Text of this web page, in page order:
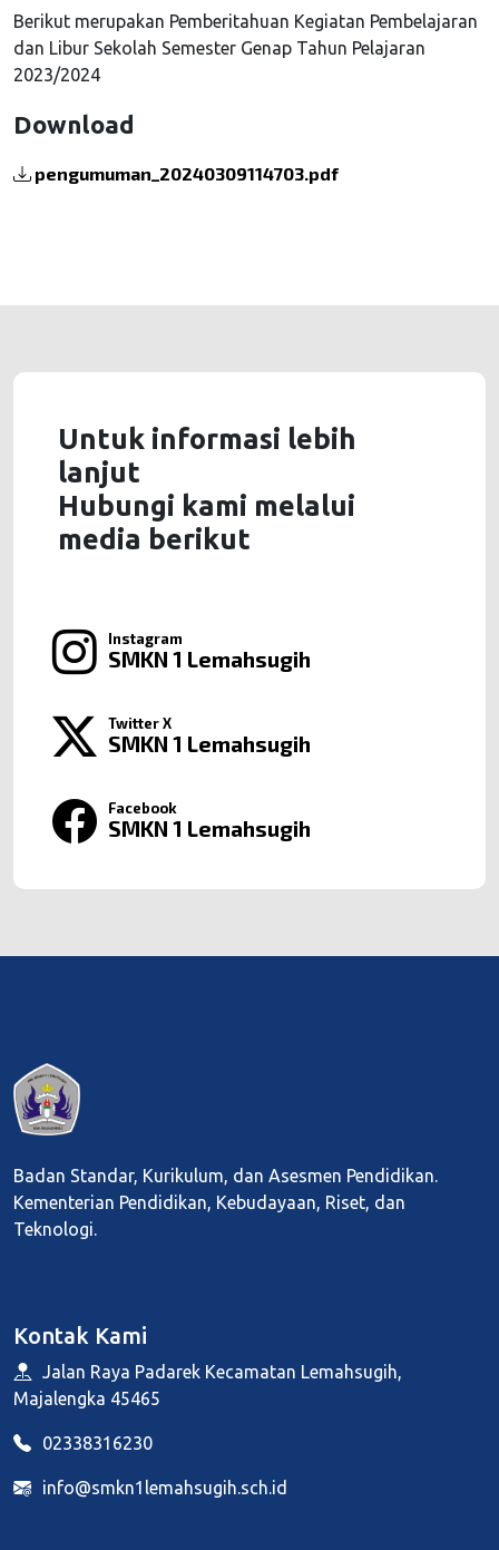
Berikut merupakan Pemberitahuan Kegiatan Pembelajaran
dan Libur Sekolah Semester Genap Tahun Pelajaran
2023/2024
Download
pengumuman_20240309114703.pdf
Untuk informasi lebih
lanjut
Hubungi kami melalui
media berikut
Instagram
SMKN 1 Lemahsugih
Twitter X
SMKN 1 Lemahsugih
Facebook
SMKN 1 Lemahsugih
Badan Standar, Kurikulum, dan Asesmen Pendidikan.
Kementerian Pendidikan, Kebudayaan, Riset, dan
Teknologi.
Kontak Kami
Jalan Raya Padarek Kecamatan Lemahsugih,
Majalengka 45465
02338316230
info@smkn1lemahsugih.sch.id